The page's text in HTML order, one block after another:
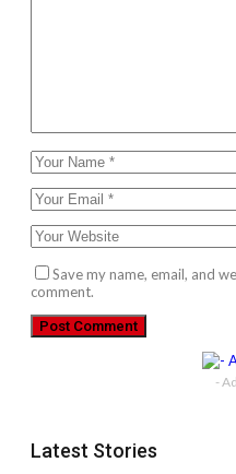
Save my name, email, and
comment.
-
Latest Stories